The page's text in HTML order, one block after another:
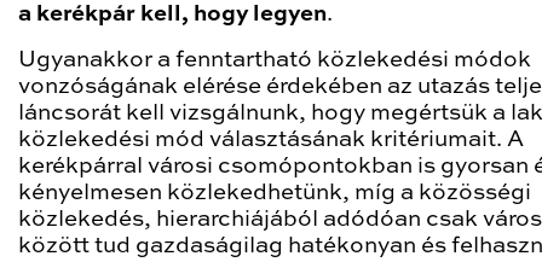
a kerékpár kell, hogy legyen.
Ugyanakkor a fenntartható közlekedési módok
vonzóságának elérése érdekében az utazás
láncsorát kell vizsgálnunk, hogy megértsük a
közlekedési mód választásának kritériumait. A
kerékpárral városi csomópontokban is gyorsan
kényelmesen közlekedhetünk, míg a közösségi
közlekedés, hierarchiájából adódóan csak
között tud gazdaságilag hatékonyan és